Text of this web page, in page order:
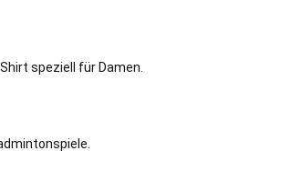
speziell für Damen.